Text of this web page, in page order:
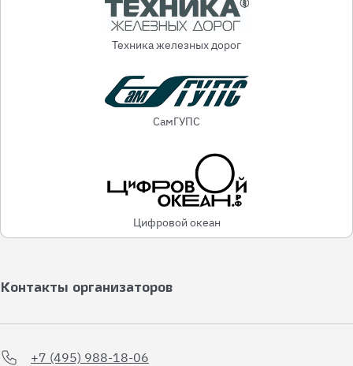
Техника железных дорог
СамГУПС
Цифровой океан
Контакты организаторов
+7 (495) 988-18-06